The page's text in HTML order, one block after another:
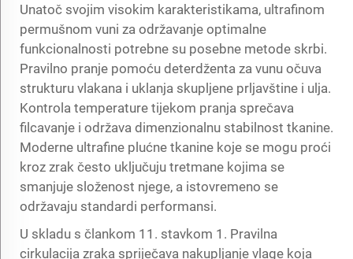
Unatoč svojim visokim karakteristikama, ultrafinom
permušnom vuni za održavanje optimalne
funkcionalnosti potrebne su posebne metode skrbi.
Pravilno pranje pomoću deterdženta za vunu očuva
strukturu vlakana i uklanja skupljene prljavštine i ulja.
Kontrola temperature tijekom pranja sprečava
filcavanje i održava dimenzionalnu stabilnost tkanine.
Moderne ultrafine plućne tkanine koje se mogu proći
kroz zrak često uključuju tretmane kojima se
smanjuje složenost njege, a istovremeno se
održavaju standardi performansi.
U skladu s člankom 11. stavkom 1. Pravilna
cirkulacija zraka spriječava nakupljanje vlage koja